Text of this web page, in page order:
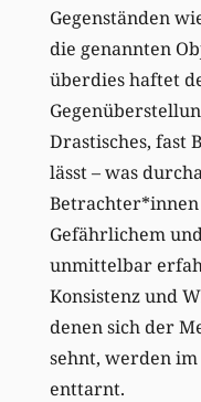
Gegenständen
die genannten
überdies haftet
Drastisches, fast
lässt – was
Betrachter*innen
Gefährlichem
unmittelbar
Konsistenz und
denen sich der
sehnt, werden im
enttarnt.